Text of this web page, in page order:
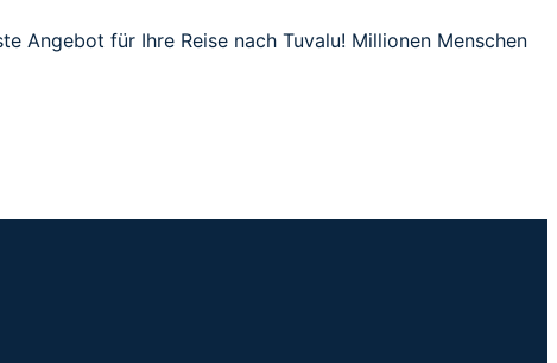
Angebot für Ihre Reise nach Tuvalu! Millionen Menschen